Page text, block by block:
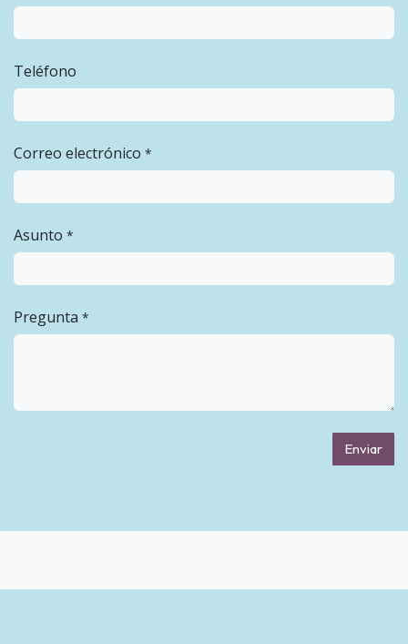
Teléfono
Correo electrónico *
Asunto *
Pregunta *
Enviar